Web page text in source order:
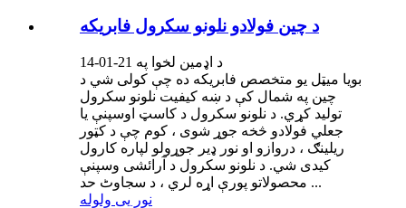
د چین فولادو نلونو سکرول فابریکه
د اډمین لخوا په 21-01-14
بویا میټل یو متخصص فابریکه ده چې کولی شي د
چین په شمال کې د ښه کیفیت نلونو سکرول
تولید کړي. د نلونو سکرول د کاسټ اوسپنې یا
جعلي فولادو څخه جوړ شوی ، کوم چې د کټور
ریلینګ ، دروازو او نور ډیر جوړولو لپاره کارول
کیدی شي. د نلونو سکرول د آرائشی وسپنې
محصولاتو پورې اړه لري ، د سجاوٹ حد ...
نور یی ولوله